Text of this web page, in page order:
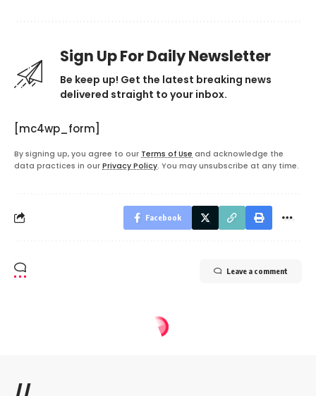
Sign Up For Daily Newsletter
Be keep up! Get the latest breaking news
delivered straight to your inbox.
[mc4wp_form]
By signing up, you agree to our Terms of Use and acknowledge the
data practices in our Privacy Policy. You may unsubscribe at any time.
Facebook
Leave a comment